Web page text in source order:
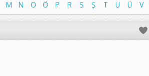
M N O Ö P R S Ş T U Ü V
M N O Ö P R S Ş T U Ü V